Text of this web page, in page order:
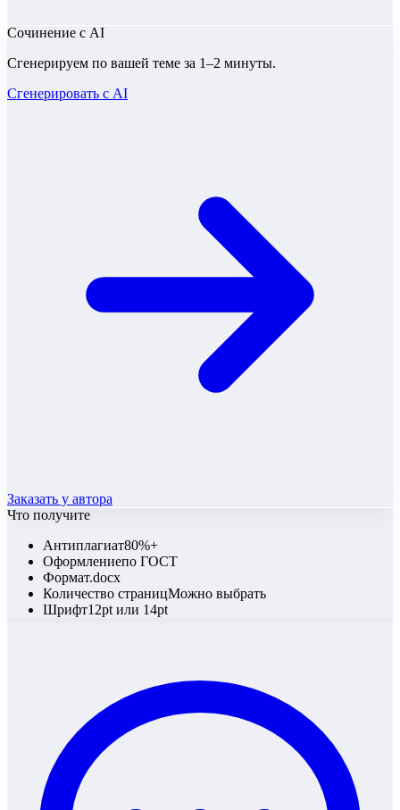
Сочинение с AI
Сгенерируем по вашей теме за 1–2 минуты.
Сгенерировать с AI
Заказать у автора
Что получите
Антиплагиат80%+
Оформлениепо ГОСТ
Формат.docx
Количество страницМожно выбрать
Шрифт12pt или 14pt